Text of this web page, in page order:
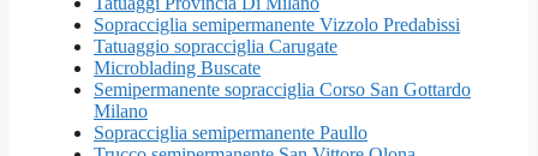
Sopracciglia semipermanente Vizzolo Predabissi
Tatuaggio sopracciglia Carugate
Microblading Buscate
Semipermanente sopracciglia Corso San Gottardo
Milano
Sopracciglia semipermanente Paullo